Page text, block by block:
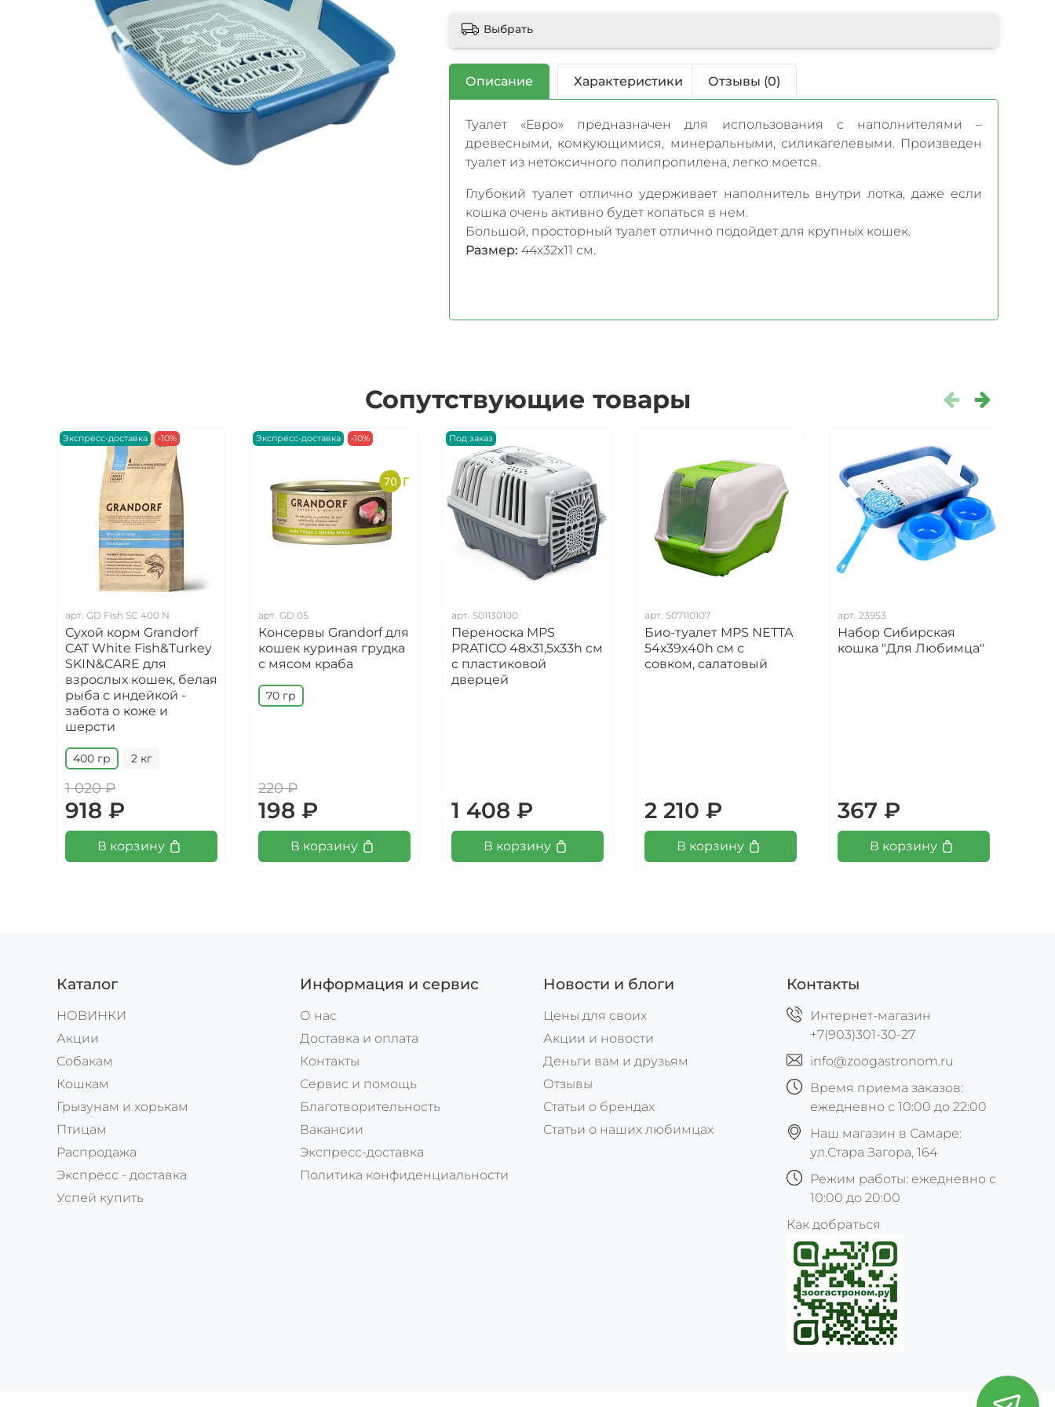
Выбрать
Описание Характеристики Отзывы (0)
Туалет «Евро» предназначен для использования с наполнителями –
древесными, комкующимися, минеральными, силикагелевыми. Произведен
туалет из нетоксичного полипропилена, легко моется.
Глубокий туалет отлично удерживает наполнитель внутри лотка, даже если
кошка очень активно будет копаться в нем.
Большой, просторный туалет отлично подойдет для крупных кошек.
Размер: 44х32х11 см.
Сопутствующие товары
Экспресс-доставка -10%
арт. GD Fish SC 400 N
Сухой корм Grandorf
CAT White Fish&Turkey
SKIN&CARE для
взрослых кошек, белая
рыба с индейкой -
забота о коже и
шерсти
400 гр 2 кг
1 020 ₽
918 ₽
В корзину
Экспресс-доставка -10%
арт. GD 05
Консервы Grandorf для
кошек куриная грудка
с мясом краба
70 гр
220 ₽
198 ₽
В корзину
Под заказ
арт. S01130100
Переноска MPS
PRATICO 48х31,5х33h см
с пластиковой
дверцей
1 408 ₽
В корзину
арт. S07110107
Био-туалет MPS NETTA
54х39х40h см с
совком, салатовый
2 210 ₽
В корзину
арт. 23953
Набор Сибирская
кошка "Для Любимца"
367 ₽
В корзину
Каталог
НОВИНКИ
Акции
Собакам
Кошкам
Грызунам и хорькам
Птицам
Распродажа
Экспресс - доставка
Успей купить
Информация и сервис
О нас
Доставка и оплата
Контакты
Сервис и помощь
Благотворительность
Вакансии
Экспресс-доставка
Политика конфиденциальности
Новости и блоги
Цены для своих
Акции и новости
Деньги вам и друзьям
Отзывы
Статьи о брендах
Статьи о наших любимцах
Контакты
Интернет-магазин
+7(903)301-30-27
info@zoogastronom.ru
Время приема заказов:
ежедневно с 10:00 до 22:00
Наш магазин в Самаре:
ул.Стара Загора, 164
Режим работы: ежедневно с
10:00 до 20:00
Как добраться